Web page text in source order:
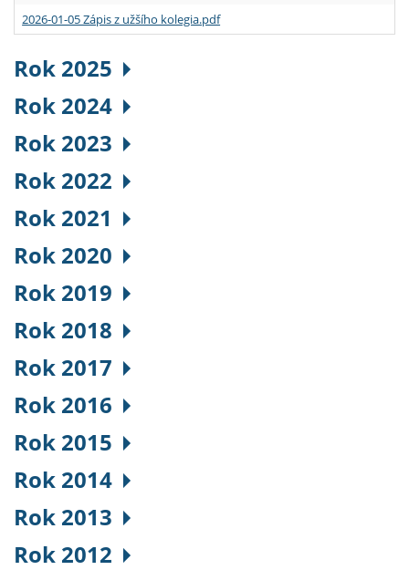
2026-01-05 Zápis z užšího kolegia.pdf
Rok 2025
Rok 2024
Rok 2023
Rok 2022
Rok 2021
Rok 2020
Rok 2019
Rok 2018
Rok 2017
Rok 2016
Rok 2015
Rok 2014
Rok 2013
Rok 2012